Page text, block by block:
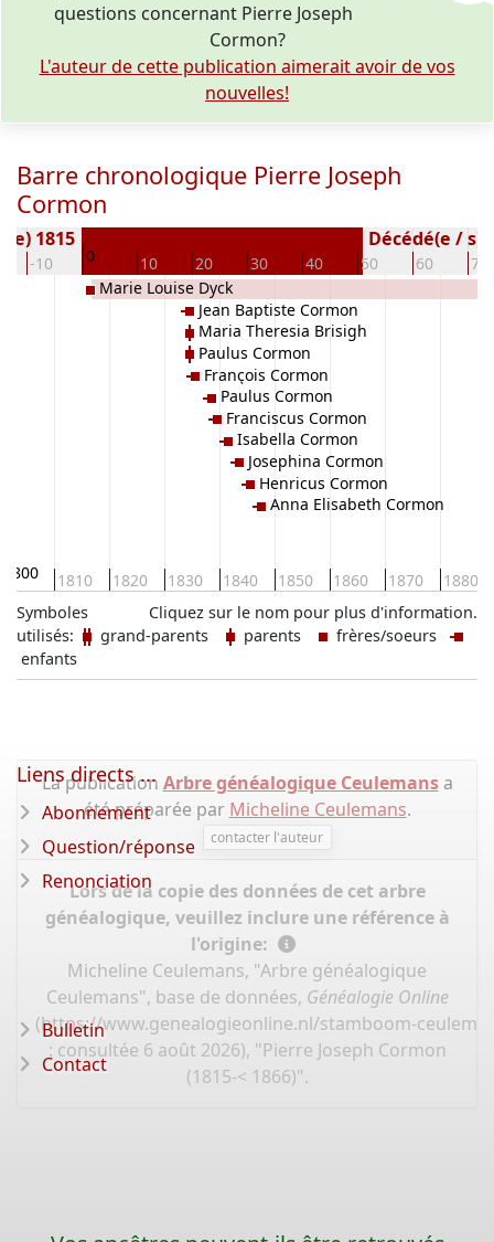
questions concernant Pierre Joseph
Cormon?
L'auteur de cette publication aimerait avoir de vos
nouvelles!
Barre chronologique Pierre Joseph
Cormon
-10 0 10 20 30 40 50 60 70
1815 Décédé(e / s)
1800 1810 1820 1830 1840 1850 1860 1870 1880
Marie Louise Dyck
Jean Baptiste Cormon
Maria Theresia Brisigh
Paulus Cormon
François Cormon
Paulus Cormon
Franciscus Cormon
Isabella Cormon
Josephina Cormon
Henricus Cormon
Anna Elisabeth Cormon
Cliquez sur le nom pour plus d'information.
Symboles
utilisés:
grand-parents parents
frères/soeurs
enfants
La publication Arbre généalogique Ceulemansa
été préparée par Micheline Ceulemans.
contacter l'auteur
Lors de la copie des données de cet arbre
généalogique, veuillez inclure une référence à
l'origine:
Micheline Ceulemans, "Arbre généalogique
Ceulemans", base de données, Généalogie Online
(https://www.genealogieonline.nl/stamboom-
: consultée 6 août 2026), "Pierre Joseph Cormon
(1815-< 1866)".
Liens directs ...
Abonnement
Question/réponse
Renonciation
Bulletin
Contact